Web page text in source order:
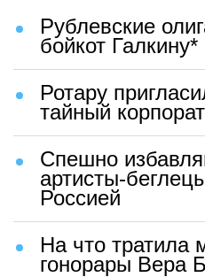
Рублевские
бойкот Галкину*
Ротару
тайный
Спешно
артисты-
Россией
На что тратила
гонорары Вера